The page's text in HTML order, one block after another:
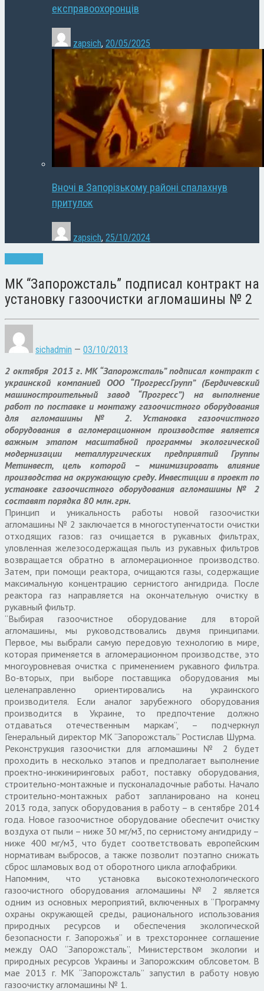
експравоохоронців
zapsich, 20/05/2025
Вночі в Запорізькому районі спалахнув
притулок
zapsich, 25/10/2024
МК “Запорожсталь” подписал контракт на
установку газоочистки агломашины № 2
sichadmin — 03/10/2013
2 октября 2013 г. МК “Запорожсталь” подписал контракт с
украинской компанией ООО “ПрогрессГрупп” (Бердичевский
машиностроительный завод “Прогресс”) на выполнение
работ по поставке и монтажу газоочистного оборудования
для агломашины № 2. Установка газоочистного
оборудования в агломерационном производстве является
важным этапом масштабной программы экологической
модернизации металлургических предприятий Группы
Метинвест, цель которой – минимизировать влияние
производства на окружающую среду. Инвестиции в проект по
установке газоочистного оборудования агломашины № 2
составят порядка 80 млн. грн.
Принцип и уникальность работы новой газоочистки
агломашины № 2 заключается в многоступенчатости очистки
отходящих газов: газ очищается в рукавных фильтрах,
уловленная железосодержащая пыль из рукавных фильтров
возвращается обратно в агломерационное производство.
Затем, при помощи реактора, очищаются газы, содержащие
максимальную концентрацию сернистого ангидрида. После
реактора газ направляется на окончательную очистку в
рукавный фильтр.
“Выбирая газоочистное оборудование для второй
агломашины, мы руководствовались двумя принципами.
Первое, мы выбрали самую передовую технологию в мире,
которая применяется в агломерационном производстве, это
многоуровневая очистка с применением рукавного фильтра.
Во-вторых, при выборе поставщика оборудования мы
целенаправленно ориентировались на украинского
производителя. Если аналог зарубежного оборудования
производится в Украине, то предпочтение должно
отдаваться отечественным маркам”, – подчеркнул
Генеральный директор МК “Запорожсталь” Ростислав Шурма.
Реконструкция газоочистки для агломашины № 2 будет
проходить в несколько этапов и предполагает выполнение
проектно-инжиниринговых работ, поставку оборудования,
строительно-монтажные и пусконаладочные работы. Начало
строительно-монтажных работ запланировано на конец
2013 года, запуск оборудования в работу – в сентябре 2014
года. Новое газоочистное оборудование обеспечит очистку
воздуха от пыли – ниже 30 мг/м3, по сернистому ангидриду –
ниже 400 мг/м3, что будет соответствовать европейским
нормативам выбросов, а также позволит поэтапно снижать
сброс шламовых вод от оборотного цикла аглофабрики.
Напомним, что установка высокотехнологического
газоочистного оборудования агломашины № 2 является
одним из основных мероприятий, включенных в “Программу
охраны окружающей среды, рационального использования
природных ресурсов и обеспечения экологической
безопасности г. Запорожья” и в трехстороннее соглашение
между ОАО “Запорожсталь”, Министерством экологии и
природных ресурсов Украины и Запорожским облсоветом. В
мае 2013 г. МК “Запорожсталь” запустил в работу новую
газоочистку агломашины № 1.